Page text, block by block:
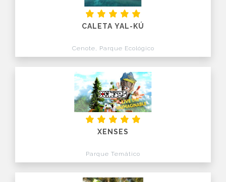
CALETA YAL-KÚ
Cenote, Parque Ecológico
XENSES
Parque Temático